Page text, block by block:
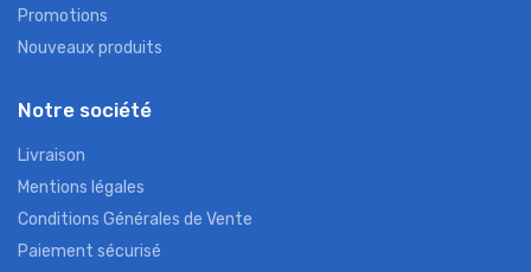
Promotions
Nouveaux produits
Notre société
Livraison
Mentions légales
Conditions Générales de Vente
Paiement sécurisé